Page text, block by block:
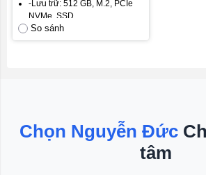
-Lưu trữ: 512 GB, M.2, PCIe
NVMe, SSD
-Màn hình: 16 inch FHD+
-Trọng lượng: 1.8 kg
So sánh
Chọn Nguyễn Đức
tâm